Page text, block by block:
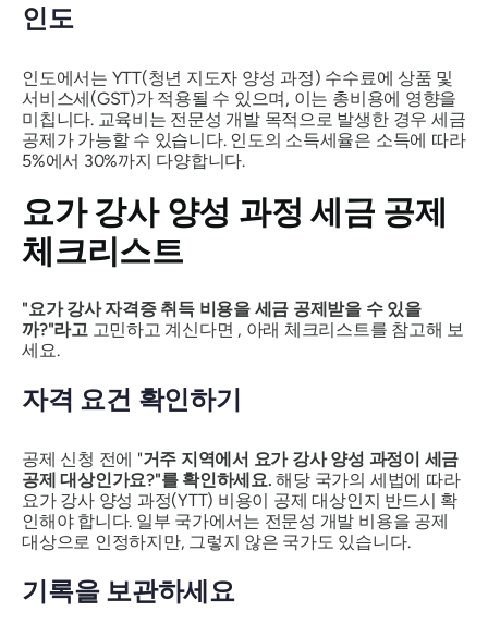
인도
인도에서는 YTT(청년 지도자 양성 과정) 수수료에 상품 및
서비스세(GST)가 적용될 수 있으며, 이는 총비용에 영향을
미칩니다. 교육비는 전문성 개발 목적으로 발생한 경우 세금
공제가 가능할 수 있습니다. 인도의 소득세율은 소득에 따라
5%에서 30%까지 다양합니다.
요가 강사 양성 과정 세금 공제
체크리스트
"요가 강사 자격증 취득 비용을 세금 공제받을 수 있을
까?"라고 고민하고 계신다면 , 아래 체크리스트를 참고해 보
세요.
자격 요건 확인하기
공제 신청 전에 "거주 지역에서 요가 강사 양성 과정이 세금
공제 대상인가요?"를 확인하세요. 해당 국가의 세법에 따라
요가 강사 양성 과정(YTT) 비용이 공제 대상인지 반드시 확
인해야 합니다. 일부 국가에서는 전문성 개발 비용을 공제
대상으로 인정하지만, 그렇지 않은 국가도 있습니다.
기록을 보관하세요